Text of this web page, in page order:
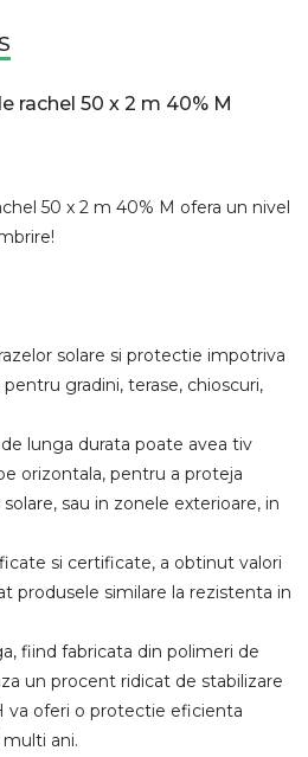
rachel 50 x 2 m 40% M
50 x 2 m 40% M ofera un nivel
solare si protectie impotriva
gradini, terase, chioscuri,
lunga durata poate avea tiv
orizontala, pentru a proteja
sau in zonele exterioare, in
si certificate, a obtinut valori
produsele similare la rezistenta in
fiind fabricata din polimeri de
un procent ridicat de stabilizare
va oferi o protectie eficienta
ani.